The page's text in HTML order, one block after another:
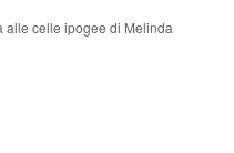
alle celle ipogee di Melinda